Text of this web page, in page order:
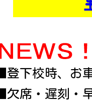
■登下校時、お
■欠席・遅刻・